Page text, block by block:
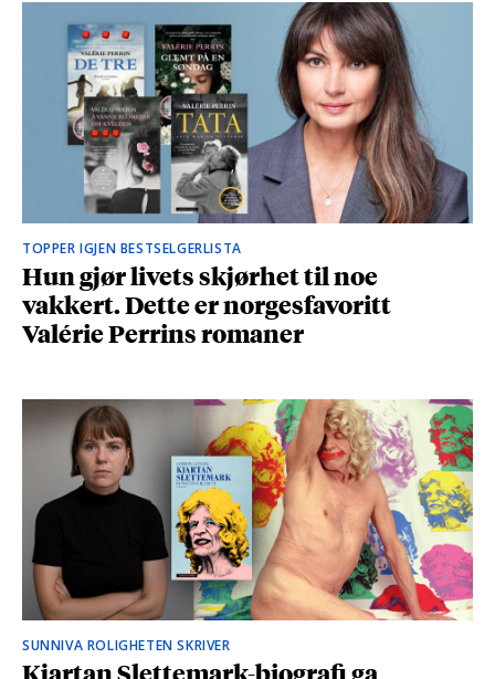
TOPPER IGJEN BESTSELGERLISTA
Hun gjør livets skjørhet til noe
vakkert. Dette er norgesfavoritt
Valérie Perrins romaner
SUNNIVA ROLIGHETEN SKRIVER
Kjartan Slettemark-biografi ga